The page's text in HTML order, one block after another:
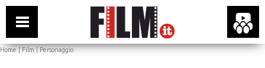
Home|Film| Personaggio